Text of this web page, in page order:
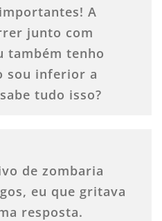
A
junto com
também tenho
sou inferior a
tudo isso?
de zombaria
eu que gritava
resposta.